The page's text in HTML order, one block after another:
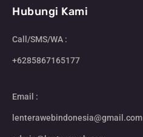
Hubungi Kami
Call/SMS/WA :
+6285867165177
Email :
lenterawebindonesia@gmail.com